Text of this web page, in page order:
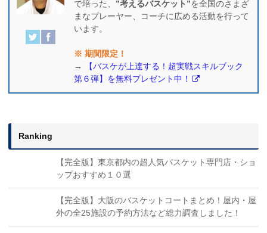
で培った、 ”考えるバスケット”を全国のさまざ
まなプレーヤー、コーチに広める活動を行って
います。
※ 期間限定！
→
【バスケが上達する！超実戦スキルブック
第６弾】を無料プレゼント中！
Ranking
【完全版】東京都内の超人気バスケット専門店・ショ
ップおすすめ１０選
【完全版】大阪のバスケットコートまとめ！屋内・屋
外の全25施設の予約方法など総力調査しました！